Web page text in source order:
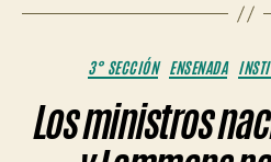
3° SECCIÓN ENSENADA
Los ministros